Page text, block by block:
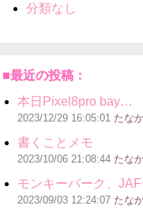
分類なし
■最近の投稿：
本日Pixel8pro bay…
2023/12/29 16:05:01 たな
書くことメモ
2023/10/06 21:08:44 たな
モンキーパーク、
2023/09/03 12:24:07 たな